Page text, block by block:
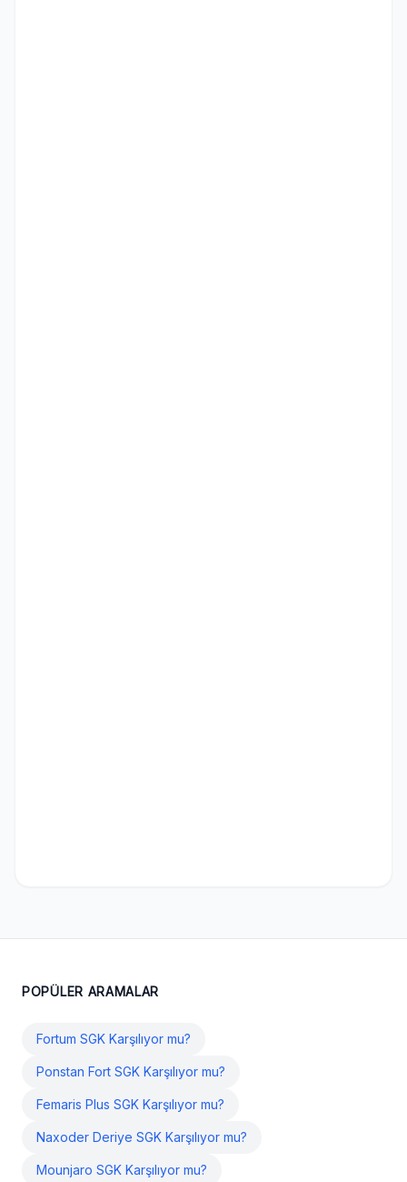
POPÜLER ARAMALAR
Fortum SGK Karşılıyor mu?
Ponstan Fort SGK Karşılıyor mu?
Femaris Plus SGK Karşılıyor mu?
Naxoder Deriye SGK Karşılıyor mu?
Mounjaro SGK Karşılıyor mu?